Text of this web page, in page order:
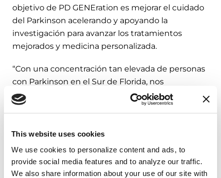
This website uses cookies
We use cookies to personalize content and ads, to
provide social media features and to analyze our traffic.
We also share information about your use of our site with
objetivo de PD GENEration es mejorar el cuidado
del Parkinson acelerando y apoyando la
investigación para avanzar los tratamientos
mejorados y medicina personalizada.
“Con una concentración tan elevada de personas
con Parkinson en el Sur de Florida, nos
enorgullece impulsar esta investigación vital y
necesaria con una subvención emblemática del
Amanda Kah, Gerente de Servicios de Fondos
Caritativos en la Community Foundation of
Broward. “Esta investigación de vanguardia
podría cambiar las vidas de tantas personas en